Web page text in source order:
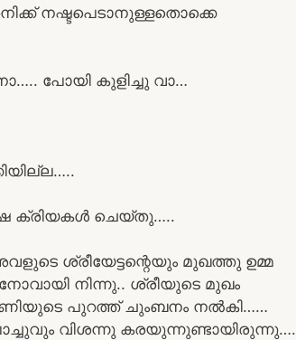
നഷ്ടപെടാനുള്ളതൊക്കെ
പോയി കുളിച്ചു വാ…
ക്രിയകൾ ചെയ്തു…..
ശ്രീയേട്ടന്റെയും മുഖത്തു ഉമ്മ
നിന്നു.. ശ്രീയുടെ മുഖം
പുറത്ത് ചുംബനം നൽകി……
വിശന്നു കരയുന്നുണ്ടായിരുന്നു….